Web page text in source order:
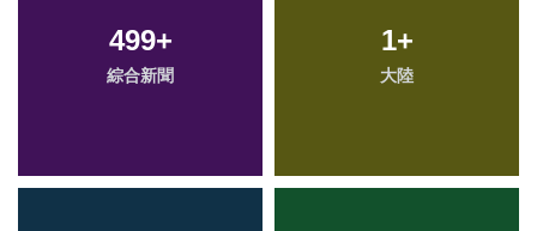
499+
綜合新聞
1+
大陸